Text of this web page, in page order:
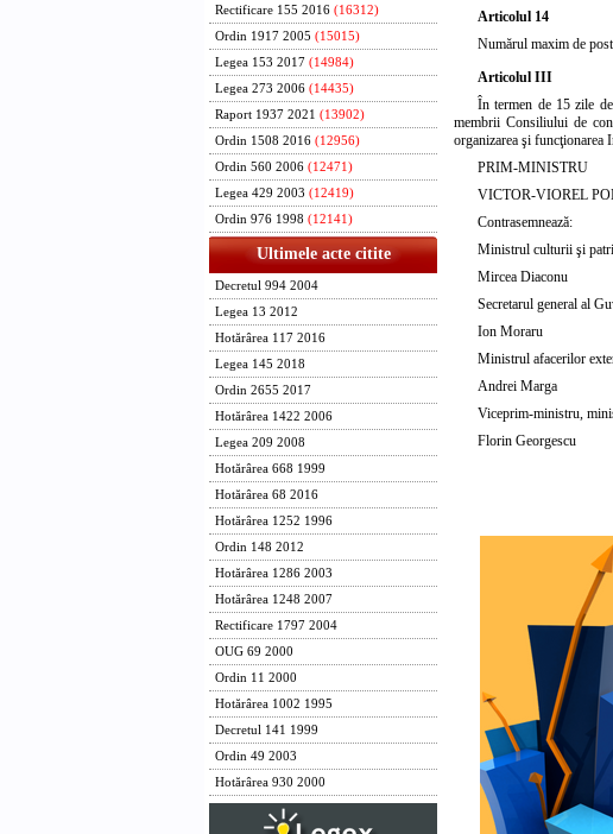
Rectificare 155 2016 (16312)
Ordin 1917 2005 (15015)
Legea 153 2017 (14984)
Legea 273 2006 (14435)
Raport 1937 2021 (13902)
Ordin 1508 2016 (12956)
Ordin 560 2006 (12471)
Legea 429 2003 (12419)
Ordin 976 1998 (12141)
Ultimele acte citite
Decretul 994 2004
Legea 13 2012
Hotărârea 117 2016
Legea 145 2018
Ordin 2655 2017
Hotărârea 1422 2006
Legea 209 2008
Hotărârea 668 1999
Hotărârea 68 2016
Hotărârea 1252 1996
Ordin 148 2012
Hotărârea 1286 2003
Hotărârea 1248 2007
Rectificare 1797 2004
OUG 69 2000
Ordin 11 2000
Hotărârea 1002 1995
Decretul 141 1999
Ordin 49 2003
Hotărârea 930 2000
Articolul 14
Numărul maxim de
Articolul III
În termen de 15 zile
membrii Consiliului de
organizarea şi funcţionarea
PRIM-MINISTRU
VICTOR-VIOREL
Contrasemnează:
Ministrul culturii şi
Mircea Diaconu
Secretarul general al
Ion Moraru
Ministrul afacerilor
Andrei Marga
Viceprim-ministru,
Florin Georgescu